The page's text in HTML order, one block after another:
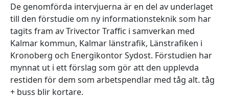
De genomförda intervjuerna är en del av underlaget
till den förstudie om ny informationsteknik som har
tagits fram av Trivector Traffic i samverkan med
Kalmar kommun, Kalmar länstrafik, Länstrafiken i
Kronoberg och Energikontor Sydost. Förstudien har
mynnat ut i ett förslag som gör att den upplevda
restiden för dem som arbetspendlar med tåg alt. tåg
+ buss blir kortare.